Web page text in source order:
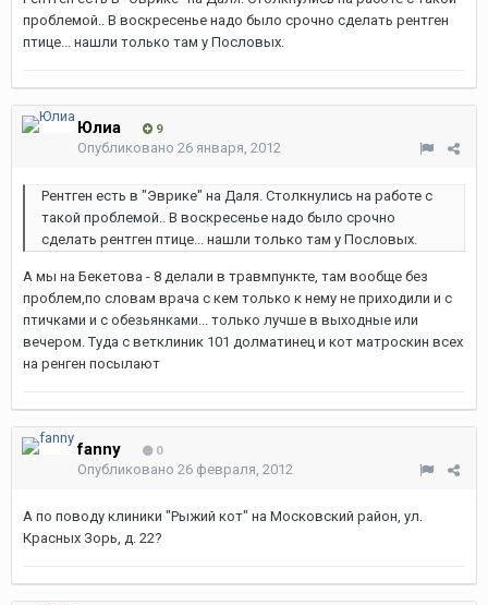
проблемой.. В воскресенье надо было срочно сделать рентген
птице... нашли только там у Пословых.
Юлиа 9
Опубликовано 26 января, 2012
Рентген есть в "Эврике" на Даля. Столкнулись на работе с
такой проблемой.. В воскресенье надо было срочно
сделать рентген птице... нашли только там у Пословых.
А мы на Бекетова - 8 делали в травмпункте, там вообще без
проблем,по словам врача с кем только к нему не приходили и с
птичками и с обезьянками... только лучше в выходные или
вечером. Туда с ветклиник 101 долматинец и кот матроскин всех
на ренген посылают
fanny 0
Опубликовано 26 февраля, 2012
А по поводу клиники "Рыжий кот" на Московский район, ул.
Красных Зорь, д. 22?